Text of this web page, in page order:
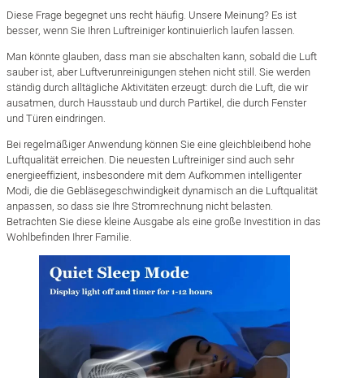
Diese Frage begegnet uns recht häufig. Unsere Meinung? Es ist
besser, wenn Sie Ihren Luftreiniger kontinuierlich laufen lassen.
Man könnte glauben, dass man sie abschalten kann, sobald die Luft
sauber ist, aber Luftverunreinigungen stehen nicht still. Sie werden
ständig durch alltägliche Aktivitäten erzeugt: durch die Luft, die wir
ausatmen, durch Hausstaub und durch Partikel, die durch Fenster
und Türen eindringen.
Bei regelmäßiger Anwendung können Sie eine gleichbleibend hohe
Luftqualität erreichen. Die neuesten Luftreiniger sind auch sehr
energieeffizient, insbesondere mit dem Aufkommen intelligenter
Modi, die die Gebläsegeschwindigkeit dynamisch an die Luftqualität
anpassen, so dass sie Ihre Stromrechnung nicht belasten.
Betrachten Sie diese kleine Ausgabe als eine große Investition in das
Wohlbefinden Ihrer Familie.